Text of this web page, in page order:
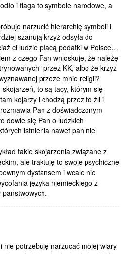
i flaga to symbole narodowe, a
narzucić hierarchię symboli i
szanują krzyż odsyła do
ci ludzie płacą podatki w Polsce…
z czego Pan wnioskuje, że należę
przez KK, albo że krzyż
przeze mnie religii?
skojarzeń, to są tacy, którym się
kojarzy i chodzą przez to źli i
Pan z doświadczonym
dowie się Pan o ludzkich
istnienia nawet pan nie
takie skojarzenia związane z
ale traktuję to swoje psychiczne
dystansem i wcale nie
języka niemieckiego z
państwowych.
nie potrzebuję narzucać mojej wiary